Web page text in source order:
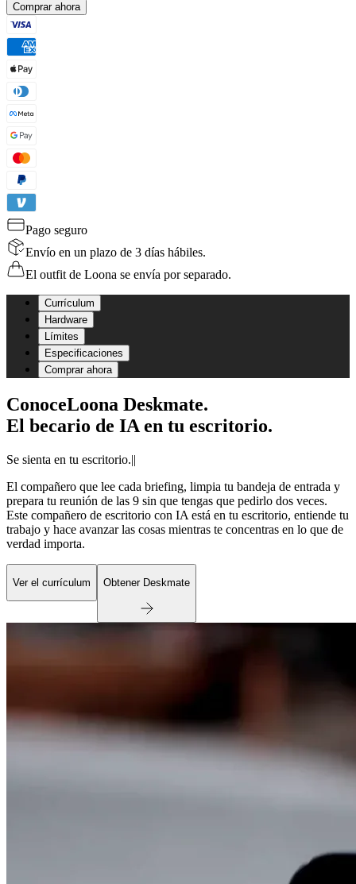
Comprar ahora
Pago seguro
Envío en un plazo de 3 días hábiles.
El outfit de Loona se envía por separado.
Currículum
Hardware
Límites
Especificaciones
Comprar ahora
ConoceLoona Deskmate.
El becario de IA en tu escritorio.
Se sienta en tu escritorio.||
El compañero que lee cada briefing, limpia tu bandeja de entrada y
prepara tu reunión de las 9 sin que tengas que pedirlo dos veces.
Este compañero de escritorio con IA está en tu escritorio, entiende tu
trabajo y hace avanzar las cosas mientras te concentras en lo que de
verdad importa.
Ver el currículum Obtener Deskmate